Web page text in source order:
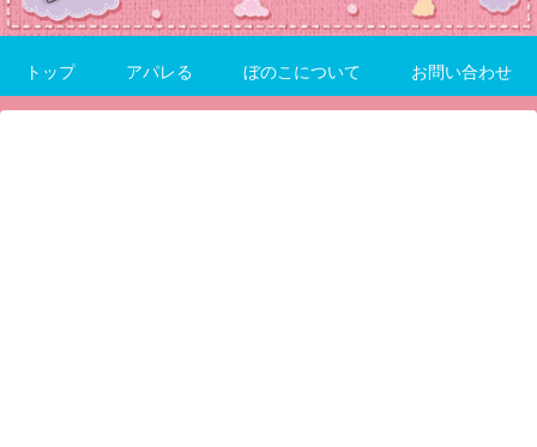
トップ アパレる ぼのこについて お問い合わせ